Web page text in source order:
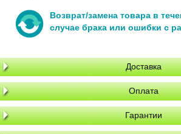
Возврат/замена товара в
случае брака или ошибки с
Доставка
Оплата
Гарантии